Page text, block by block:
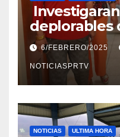
deplorables
el
en6/FEBRERO/2025
NOTICIASPRTV
NOTICIAS ULTIMA HORA